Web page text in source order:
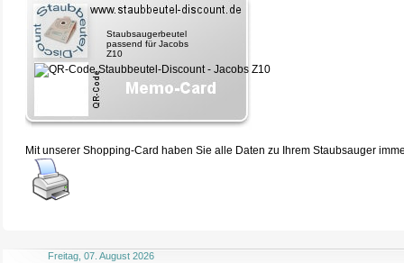
Staubsaugerbeutel
passend für Jacobs
Z10
Mit unserer Shopping-Card haben Sie alle Daten zu Ihrem Staubsauger
Freitag, 07. August 2026